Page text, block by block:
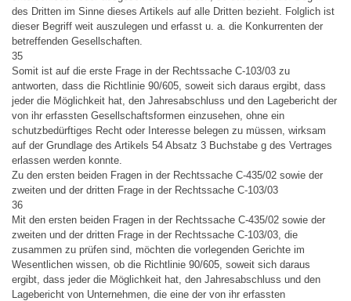
des Dritten im Sinne dieses Artikels auf alle Dritten bezieht. Folglich ist
dieser Begriff weit auszulegen und erfasst u. a. die Konkurrenten der
betreffenden Gesellschaften.
35
Somit ist auf die erste Frage in der Rechtssache C-103/03 zu
antworten, dass die Richtlinie 90/605, soweit sich daraus ergibt, dass
jeder die Möglichkeit hat, den Jahresabschluss und den Lagebericht der
von ihr erfassten Gesellschaftsformen einzusehen, ohne ein
schutzbedürftiges Recht oder Interesse belegen zu müssen, wirksam
auf der Grundlage des Artikels 54 Absatz 3 Buchstabe g des Vertrages
erlassen werden konnte.
Zu den ersten beiden Fragen in der Rechtssache C-435/02 sowie der
zweiten und der dritten Frage in der Rechtssache C-103/03
36
Mit den ersten beiden Fragen in der Rechtssache C-435/02 sowie der
zweiten und der dritten Frage in der Rechtssache C-103/03, die
zusammen zu prüfen sind, möchten die vorlegenden Gerichte im
Wesentlichen wissen, ob die Richtlinie 90/605, soweit sich daraus
ergibt, dass jeder die Möglichkeit hat, den Jahresabschluss und den
Lagebericht von Unternehmen, die eine der von ihr erfassten